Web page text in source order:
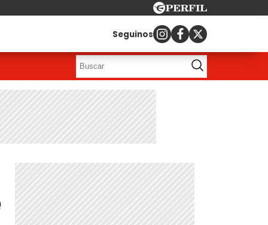
Seguinos